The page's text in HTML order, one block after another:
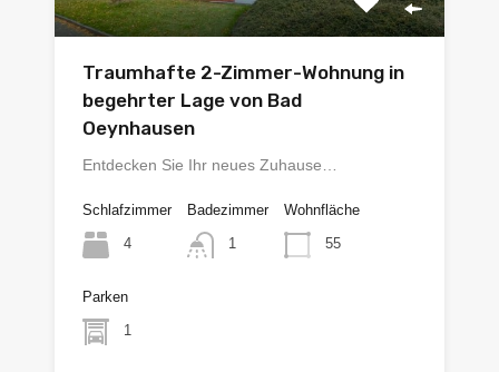
Traumhafte 2-Zimmer-Wohnung in
begehrter Lage von Bad
Oeynhausen
Entdecken Sie Ihr neues Zuhause…
Schlafzimmer
4
Badezimmer
1
Wohnfläche
55
Parken
1